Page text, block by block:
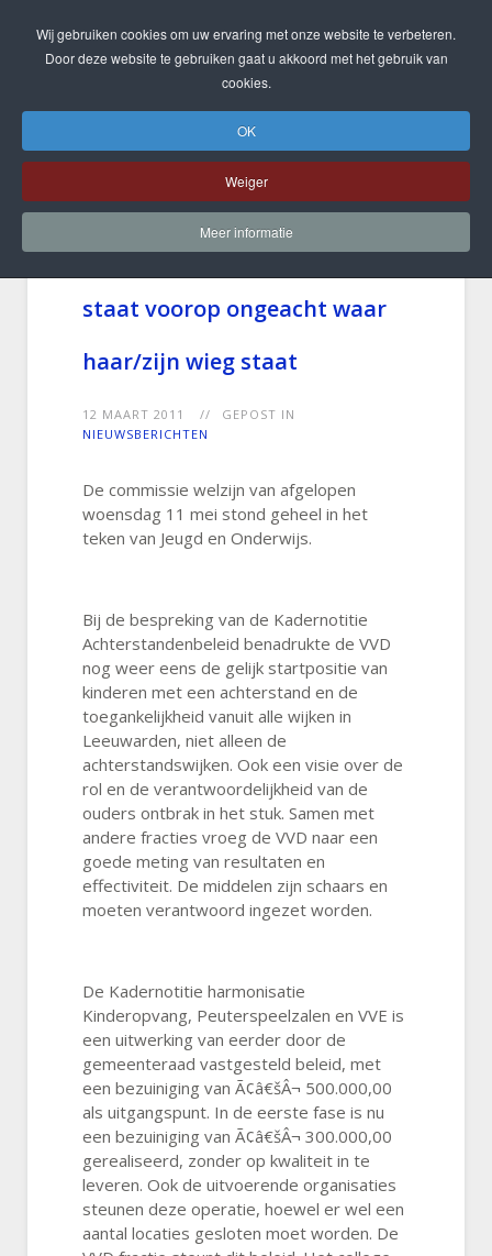
Commissie Welzijn: het kind
staat voorop ongeacht waar
haar/zijn wieg staat
12 MAART 2011
GEPOST IN
NIEUWSBERICHTEN
De commissie welzijn van afgelopen
woensdag 11 mei stond geheel in het
teken van Jeugd en Onderwijs.
Bij de bespreking van de Kadernotitie
Achterstandenbeleid benadrukte de VVD
nog weer eens de gelijk startpositie van
kinderen met een achterstand en de
toegankelijkheid vanuit alle wijken in
Leeuwarden, niet alleen de
achterstandswijken. Ook een visie over de
rol en de verantwoordelijkheid van de
ouders ontbrak in het stuk. Samen met
andere fracties vroeg de VVD naar een
goede meting van resultaten en
effectiviteit. De middelen zijn schaars en
moeten verantwoord ingezet worden.
De Kadernotitie harmonisatie
Kinderopvang, Peuterspeelzalen en VVE is
een uitwerking van eerder door de
gemeenteraad vastgesteld beleid, met
een bezuiniging van Ã¢â€šÂ¬ 500.000,00
als uitgangspunt. In de eerste fase is nu
een bezuiniging van Ã¢â€šÂ¬ 300.000,00
gerealiseerd, zonder op kwaliteit in te
leveren. Ook de uitvoerende organisaties
steunen deze operatie, hoewel er wel een
aantal locaties gesloten moet worden. De
Wij gebruiken cookies om uw ervaring met onze website te verbeteren.
Door deze website te gebruiken gaat u akkoord met het gebruik van
cookies.
OK
Weiger
Meer informatie